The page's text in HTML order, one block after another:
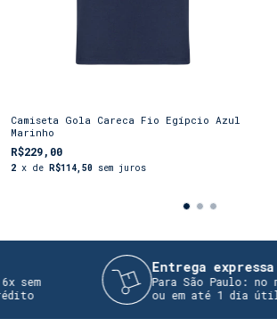
Camiseta Gola Careca Fio Egípcio Azul
Marinho
R$229,00
2 x de R$114,50 sem juros
Entrega expressa
Para São Paulo: no
ou em até 1 dia útil